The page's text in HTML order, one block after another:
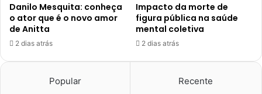
Danilo Mesquita: conheça
o ator que é o novo amor
de Anitta
2 dias atrás
Impacto da morte de
figura pública na saúde
mental coletiva
2 dias atrás
Popular Recente